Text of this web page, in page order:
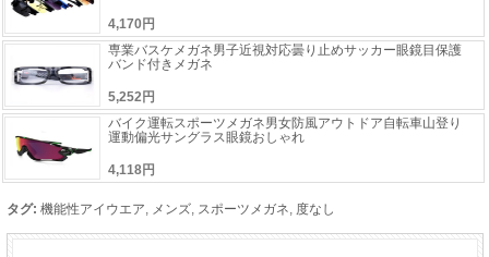
4,170円
専業バスケメガネ男子近視対応曇り止めサッカー眼鏡目保護
バンド付きメガネ
5,252円
バイク運転スポーツメガネ男女防風アウトドア自転車山登り
運動偏光サングラス眼鏡おしゃれ
4,118円
タグ: 機能性アイウエア, メンズ, スポーツメガネ, 度なし